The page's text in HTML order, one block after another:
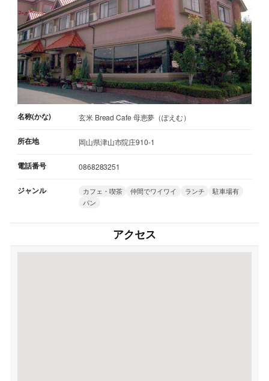
名称(かな) 玄米 Bread Cafe 母恵夢（ぽえむ）
所在地 岡山県津山市院庄910-1
電話番号 0868283251
ジャンル カフェ・喫茶 仲間でワイワイ ランチ
駐車場有
パン
アクセス